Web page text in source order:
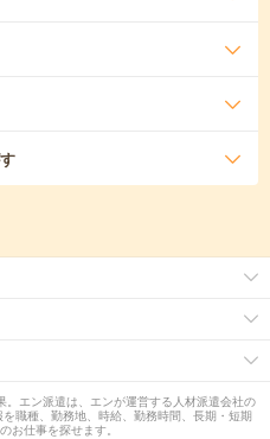
。エン派遣は、エンが運営する人材派遣会社の
職種、勤務地、時給、勤務時間、長期・短期
お仕事を探せます。